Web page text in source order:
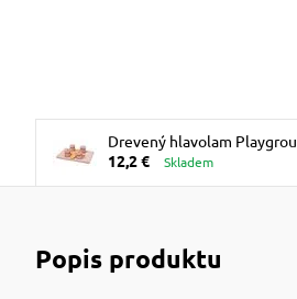
Drevený hlavolam
12,2 €
Skladem
Popis produktu